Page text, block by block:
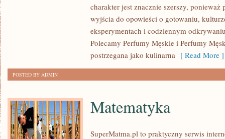
charakter jest znacznie szerszy,
wyjścia do opowieści o gotowaniu,
eksperymentach i codziennym
Polecamy Perfumy Męskie i Perfumy
postrzegana jako kulinarna [ Read More ]
POSTED BY ADMIN
Matematyka
SuperMatma.pl to praktyczny serwis